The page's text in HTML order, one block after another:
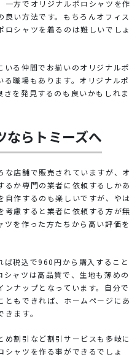
一方でオリジナルポロシャツを作
い方法です。もちろんオフィス
シャツを着るのは難しいでしょ
いる仲間でお揃いのオリジナルポ
職場もあります。オリジナルポ
を発見するのも良いかもしれま
ならトミーズへ
な店舗で販売されていますが、オ
るか専門の業者に依頼するしかあ
自作するのも楽しいですが、やは
考慮すると業者に依頼する方が無
を作った方たちから高い評価を
ば税込で960円から購入すること
ャツは高品質で、生地も薄めの
ナップとなっています。自分で
ともできれば、ホームページにあ
ます。
割引など割引サービスも多岐に
ャツを作る事ができるでしょ